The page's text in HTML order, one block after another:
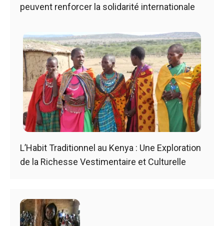
peuvent renforcer la solidarité internationale
L’Habit Traditionnel au Kenya : Une Exploration
de la Richesse Vestimentaire et Culturelle